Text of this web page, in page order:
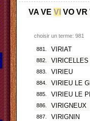
VA VE VI VO VR
choisir un terme: 981
881. VIRIAT
882.
VIRICELLES
883.
VIRIEU
884.
VIRIEU LE
885.
VIRIEU LE
886.
VIRIGNEUX
887.
VIRIGNIN